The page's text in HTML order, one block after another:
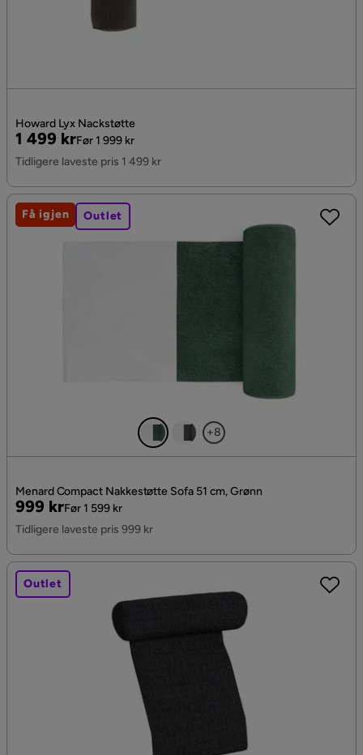
Howard Lyx Nackstøtte
Pris
1 499 kr
Original
Pris
Før 1 999 kr
Tidligere laveste pris 1 499 kr
+8
Menard Compact Nakkestøtte Sofa 51 cm, Grønn
Pris
999 kr
Original
Pris
Før 1 599 kr
Tidligere laveste pris 999 kr
Få igjen Outlet
Outlet